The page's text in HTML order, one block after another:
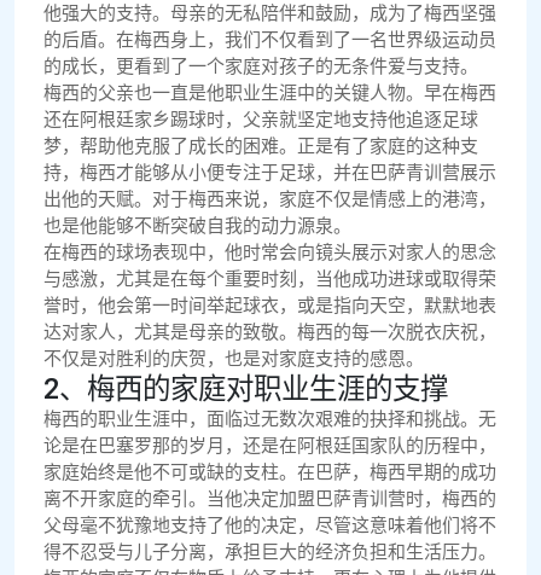
他强大的支持。母亲的无私陪伴和鼓励，成为了梅西坚强
的后盾。在梅西身上，我们不仅看到了一名世界级运动员
的成长，更看到了一个家庭对孩子的无条件爱与支持。
梅西的父亲也一直是他职业生涯中的关键人物。早在梅西
还在阿根廷家乡踢球时，父亲就坚定地支持他追逐足球
梦，帮助他克服了成长的困难。正是有了家庭的这种支
持，梅西才能够从小便专注于足球，并在巴萨青训营展示
出他的天赋。对于梅西来说，家庭不仅是情感上的港湾，
也是他能够不断突破自我的动力源泉。
在梅西的球场表现中，他时常会向镜头展示对家人的思念
与感激，尤其是在每个重要时刻，当他成功进球或取得荣
誉时，他会第一时间举起球衣，或是指向天空，默默地表
达对家人，尤其是母亲的致敬。梅西的每一次脱衣庆祝，
不仅是对胜利的庆贺，也是对家庭支持的感恩。
2、梅西的家庭对职业生涯的支撑
梅西的职业生涯中，面临过无数次艰难的抉择和挑战。无
论是在巴塞罗那的岁月，还是在阿根廷国家队的历程中，
家庭始终是他不可或缺的支柱。在巴萨，梅西早期的成功
离不开家庭的牵引。当他决定加盟巴萨青训营时，梅西的
父母毫不犹豫地支持了他的决定，尽管这意味着他们将不
得不忍受与儿子分离，承担巨大的经济负担和生活压力。